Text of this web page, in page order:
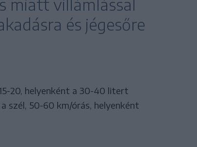
miatt villámlással
és jégesőre
20, helyenként a 30-40 litert
szél, 50-60 km/órás, helyenként